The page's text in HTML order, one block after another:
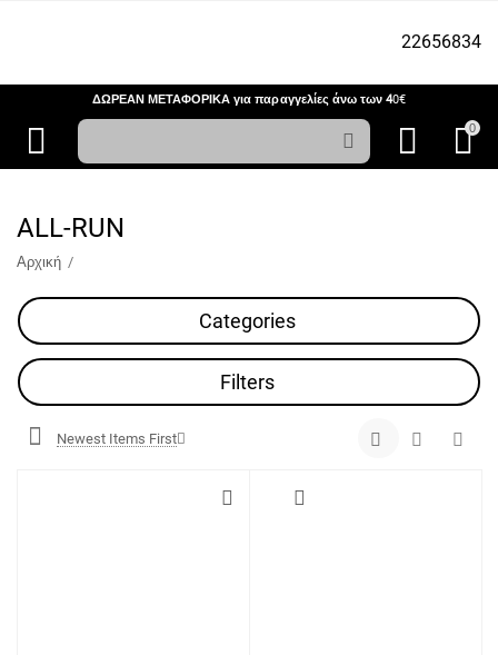
22656834
0
ΔΩΡΕΑΝ ΜΕΤΑΦΟΡΙΚΑ για παραγγελίες άνω των 40€
ALL-RUN
Αρχική /
Categories
Filters
Newest Items First